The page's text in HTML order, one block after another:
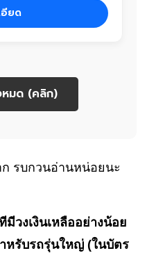
อียด
หมด (คลิก)
ก รบกวนอ่านหน่อยนะ
วงเงินเหลืออย่างน้อย
หรับรถรุ่นใหญ่ (ในบัตร